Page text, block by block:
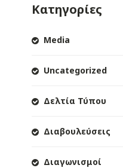
Κατηγορίες
Media
Uncategorized
Δελτία Τύπου
Διαβουλεύσεις
Διαγωνισμοί